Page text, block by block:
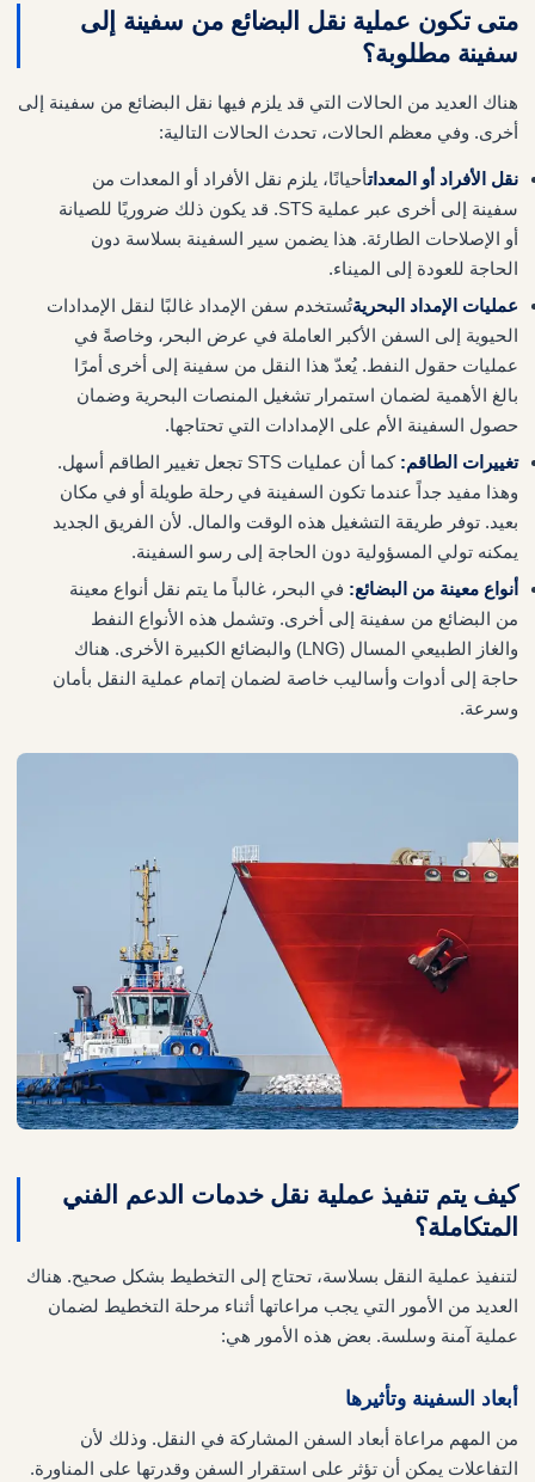
متى تكون عملية نقل البضائع من سفينة إلى
سفينة مطلوبة؟
هناك العديد من الحالات التي قد يلزم فيها نقل البضائع من سفينة إلى
أخرى. وفي معظم الحالات، تحدث الحالات التالية:
نقل الأفراد أو المعداتأحيانًا، يلزم نقل الأفراد أو المعدات من
سفينة إلى أخرى عبر عملية STS. قد يكون ذلك ضروريًا للصيانة
أو الإصلاحات الطارئة. هذا يضمن سير السفينة بسلاسة دون
الحاجة للعودة إلى الميناء.
عمليات الإمداد البحريةتُستخدم سفن الإمداد غالبًا لنقل الإمدادات
الحيوية إلى السفن الأكبر العاملة في عرض البحر، وخاصةً في
عمليات حقول النفط. يُعدّ هذا النقل من سفينة إلى أخرى أمرًا
بالغ الأهمية لضمان استمرار تشغيل المنصات البحرية وضمان
حصول السفينة الأم على الإمدادات التي تحتاجها.
تغييرات الطاقم:
كما أن عمليات STS تجعل تغيير الطاقم أسهل.
وهذا مفيد جداً عندما تكون السفينة في رحلة طويلة أو في مكان
بعيد. توفر طريقة التشغيل هذه الوقت والمال. لأن الفريق الجديد
يمكنه تولي المسؤولية دون الحاجة إلى رسو السفينة.
أنواع معينة من البضائع: في البحر، غالباً ما يتم نقل أنواع معينة
من البضائع من سفينة إلى أخرى. وتشمل هذه الأنواع النفط
والغاز الطبيعي المسال (LNG) والبضائع الكبيرة الأخرى. هناك
حاجة إلى أدوات وأساليب خاصة لضمان إتمام عملية النقل بأمان
وسرعة.
كيف يتم تنفيذ عملية نقل خدمات الدعم الفني
المتكاملة؟
لتنفيذ عملية النقل بسلاسة، تحتاج إلى التخطيط بشكل صحيح. هناك
العديد من الأمور التي يجب مراعاتها أثناء مرحلة التخطيط لضمان
عملية آمنة وسلسة. بعض هذه الأمور هي:
أبعاد السفينة وتأثيرها
من المهم مراعاة أبعاد السفن المشاركة في النقل. وذلك لأن
التفاعلات يمكن أن تؤثر على استقرار السفن وقدرتها على المناورة.